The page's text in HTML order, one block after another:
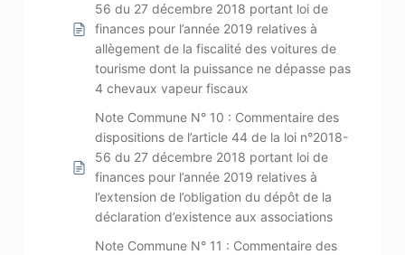
56 du 27 décembre 2018 portant loi de
finances pour l’année 2019 relatives à
allègement de la fiscalité des voitures de
tourisme dont la puissance ne dépasse pas
4 chevaux vapeur fiscaux
Note Commune N° 10 : Commentaire des
dispositions de l’article 44 de la loi n°2018-
56 du 27 décembre 2018 portant loi de
finances pour l’année 2019 relatives à
l’extension de l’obligation du dépôt de la
déclaration d’existence aux associations
Note Commune N° 11 : Commentaire des